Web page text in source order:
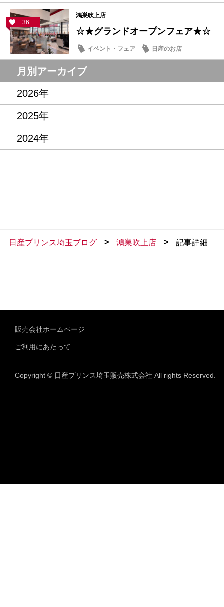
36
鴻巣吹上店
☆★グランドオープンフェア★☆
イベント・フェア 日産のお店
月別アーカイブ
2026年
2025年
2024年
日産プリンス埼玉ブログ > 鴻巣吹上店 > 記事詳細
販売会社ホームページ
ご利用にあたって
Copyright © 日産プリンス埼玉販売株式会社 All rights Reserved.